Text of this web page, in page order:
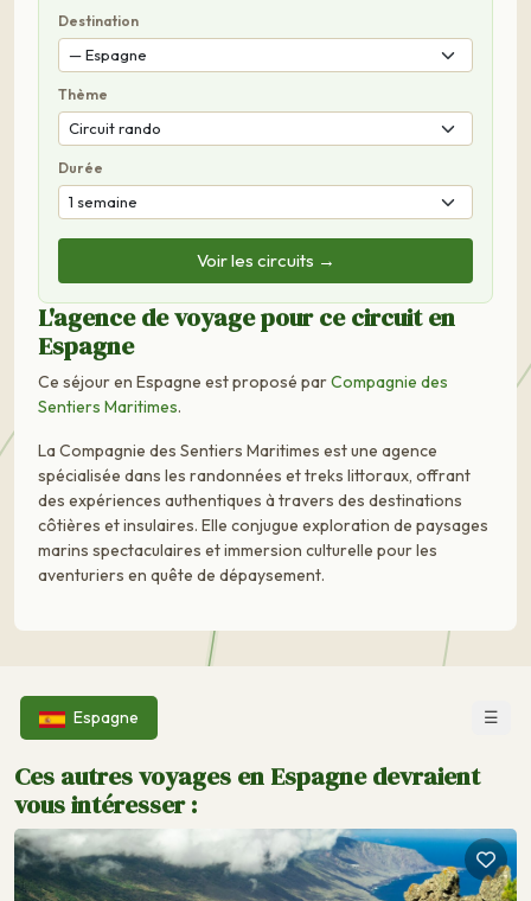
Destination
Thème
Durée
Voir les circuits →
L'agence de voyage pour ce circuit en
Espagne
Ce séjour en Espagne est proposé parCompagnie des
Sentiers Maritimes.
La Compagnie des Sentiers Maritimes est une agence
spécialisée dans les randonnées et treks littoraux, offrant
des expériences authentiques à travers des destinations
côtières et insulaires. Elle conjugue exploration de paysages
marins spectaculaires et immersion culturelle pour les
aventuriers en quête de dépaysement.
Espagne ☰
Ces autres voyages en Espagne devraient
vous intéresser :